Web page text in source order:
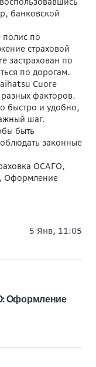
банковской
полис по
страховой
застрахован по
по дорогам.
Cuore
разных факторов.
быстро и удобно,
шаг.
быть
законные
ОСАГО,
Оформление
5 Янв, 11:05
Оформление